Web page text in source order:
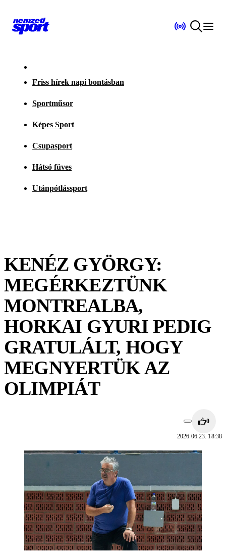
Friss hírek napi bontásban
Sportműsor
Képes Sport
Csupasport
Hátsó füves
Utánpótlássport
KENÉZ GYÖRGY:
MEGÉRKEZTÜNK
MONTREALBA,
HORKAI GYURI PEDIG
GRATULÁLT, HOGY
MEGNYERTÜK AZ
OLIMPIÁT
0
2026.06.23. 18:38